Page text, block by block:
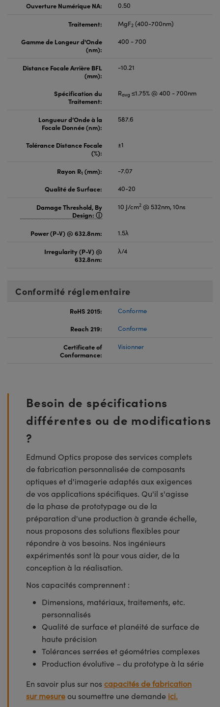
Ouverture Numérique NA:
0.50
Traitement: MgF2 (400-700nm)
Gamme de Longeur d'Onde
(nm):
400 - 700
Distance Focale Arrière BFL
(mm):
-10.21
Spécification du
Traitement:
Ravg ≤1.75% @ 400 - 700nm
Longueur d’Onde à la
Focale Donnée (nm):
587.6
Tolérance Distance Focale
(%):
±1
Rayon R1 (mm):
-7.07
Qualité de Surface:
40-20
Damage Threshold, By
Design:
10 J/cm2 @ 532nm, 10ns
Power (P-V) @ 632.8nm: 1.5λ
Irregularity (P-V) @
632.8nm:
λ/4
Conformité réglementaire
RoHS 2015:
Conforme
Reach 219:
Conforme
Certificate of
Conformance:
Visionner
Besoin de spécifications
différentes ou de modifications
?
Edmund Optics propose des services complets
de fabrication personnalisée de composants
optiques et d'imagerie adaptés aux exigences
de vos applications spécifiques. Qu'il s'agisse
de la phase de prototypage ou de la
préparation d'une production à grande échelle,
nous proposons des solutions flexibles pour
répondre à vos besoins. Nos ingénieurs
expérimentés sont là pour vous aider, de la
conception à la réalisation.
Nos capacités comprennent :
Dimensions, matériaux, traitements, etc.
personnalisés
Qualité de surface et planéité de surface de
haute précision
Tolérances serrées et géométries complexes
Production évolutive – du prototype à la série
En savoir plus sur nos capacités de fabrication
sur mesure ou soumettre une demande ici.